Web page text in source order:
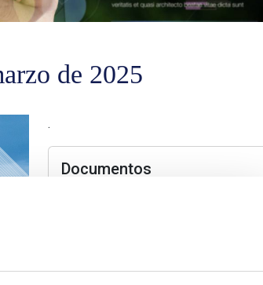
de 2025
.
Documentos